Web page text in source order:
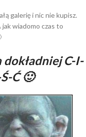
galerię i nic nie kupisz.
wiadomo czas to
C-I-
Ć 🙂